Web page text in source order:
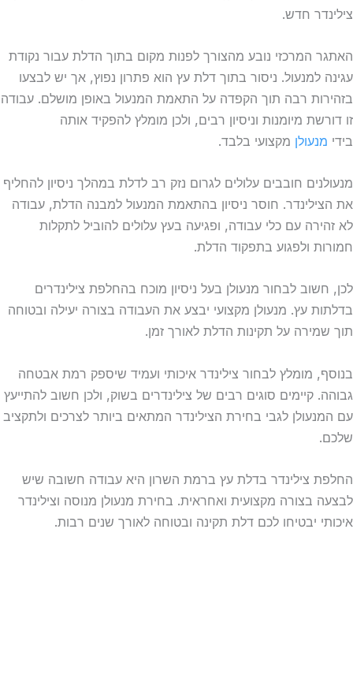
צילינדר חדש.
האתגר המרכזי נובע מהצורך לפנות מקום בתוך הדלת עבור נקודת
עגינה למנעול. ניסור בתוך דלת עץ הוא פתרון נפוץ, אך יש לבצעו
בזהירות רבה תוך הקפדה על התאמת המנעול באופן מושלם. עבודה
זו דורשת מיומנות וניסיון רבים, ולכן מומלץ להפקיד אותה
בידי מנעולן מקצועי בלבד.
מנעולנים חובבים עלולים לגרום נזק רב לדלת במהלך ניסיון להחליף
את הצילינדר. חוסר ניסיון בהתאמת המנעול למבנה הדלת, עבודה
לא זהירה עם כלי עבודה, ופגיעה בעץ עלולים להוביל לתקלות
חמורות ולפגוע בתפקוד הדלת.
לכן, חשוב לבחור מנעולן בעל ניסיון מוכח בהחלפת צילינדרים
בדלתות עץ. מנעולן מקצועי יבצע את העבודה בצורה יעילה ובטוחה
תוך שמירה על תקינות הדלת לאורך זמן.
בנוסף, מומלץ לבחור צילינדר איכותי ועמיד שיספק רמת אבטחה
גבוהה. קיימים סוגים רבים של צילינדרים בשוק, ולכן חשוב להתייעץ
עם המנעולן לגבי בחירת הצילינדר המתאים ביותר לצרכים ולתקציב
שלכם.
החלפת צילינדר בדלת עץ ברמת השרון היא עבודה חשובה שיש
לבצעה בצורה מקצועית ואחראית. בחירת מנעולן מנוסה וצילינדר
איכותי יבטיחו לכם דלת תקינה ובטוחה לאורך שנים רבות.